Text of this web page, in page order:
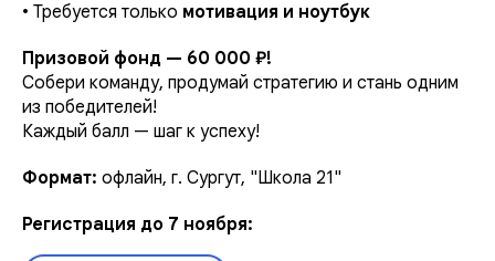
• Требуется только мотивация и ноутбук
Призовой фонд — 60 000 ₽!
Собери команду, продумай стратегию и стань одним
из победителей!
Каждый балл — шаг к успеху!
Формат: офлайн, г. Сургут, "Школа 21"
Регистрация до 7 ноября: